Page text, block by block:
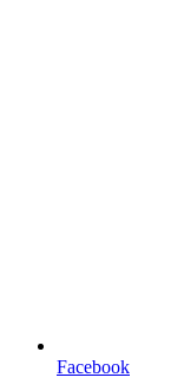
Facebook